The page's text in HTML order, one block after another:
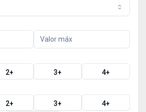
2+ 3+ 4+
2+ 3+ 4+